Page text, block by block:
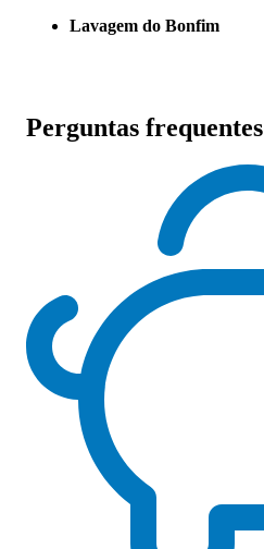
Lavagem do Bonfim
Perguntas frequentes